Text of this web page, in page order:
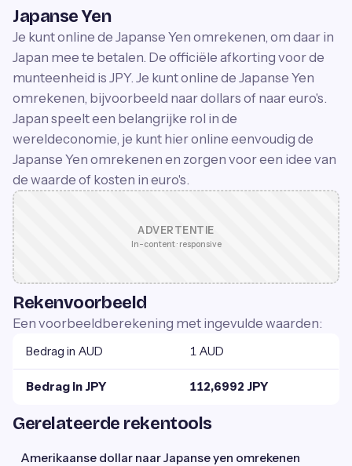
Japanse Yen
Je kunt online de Japanse Yen omrekenen, om daar in
Japan mee te betalen. De officiële afkorting voor de
munteenheid is JPY. Je kunt online de Japanse Yen
omrekenen, bijvoorbeeld naar dollars of naar euro's.
Japan speelt een belangrijke rol in de
wereldeconomie, je kunt hier online eenvoudig de
Japanse Yen omrekenen en zorgen voor een idee van
de waarde of kosten in euro's.
ADVERTENTIE
In-content · responsive
Rekenvoorbeeld
Een voorbeeldberekening met ingevulde waarden:
Bedrag in AUD 1 AUD
Bedrag in JPY 112,6992 JPY
Gerelateerde rekentools
Amerikaanse dollar naar Japanse yen omrekenen